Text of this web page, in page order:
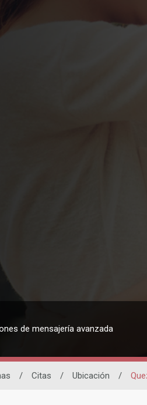
de mensajería avanzada
/ Citas / Ubicación /